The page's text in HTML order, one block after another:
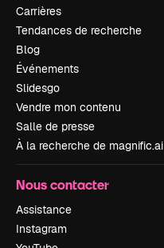
Carrières
Tendances de recherche
Blog
Événements
Slidesgo
Vendre mon contenu
Salle de presse
À la recherche de magnific.ai
Nous contacter
Assistance
Instagram